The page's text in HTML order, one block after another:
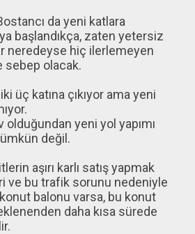
da yeni katlara
başlandıkça, zaten yetersiz
neredeyse hiç ilerlemeyen
sebep olacak.
iki üç katına çıkıyor ama yeni
olduğundan yeni yol yapımı
değil.
aşırı karlı satış yapmak
ve bu trafik sorunu nedeniyle
balonu varsa, bu konut
daha kısa sürede